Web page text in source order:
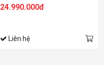
144Hz/RTX 3060 6Gb/
24.990.000đ
Liên hệ